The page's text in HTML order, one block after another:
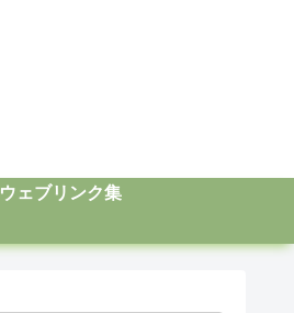
ウェブリンク集